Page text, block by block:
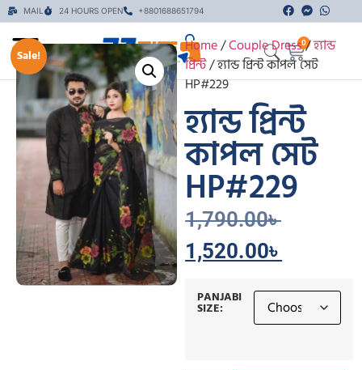
MAIL 24 HOURS OPEN +8801688651794
0
Sale!
Home/Couple Dress/হ্যান্ড
প্রিন্ট/ হ্যান্ড প্রিন্ট কাপল সেট
HP#229
হ্যান্ড প্রিন্ট
কাপল সেট
HP#229
1,790.00৳
1,520.00৳
PANJABI
SIZE: